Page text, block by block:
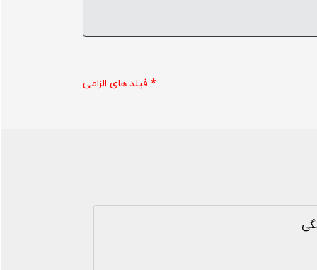
* فیلد های الزامی